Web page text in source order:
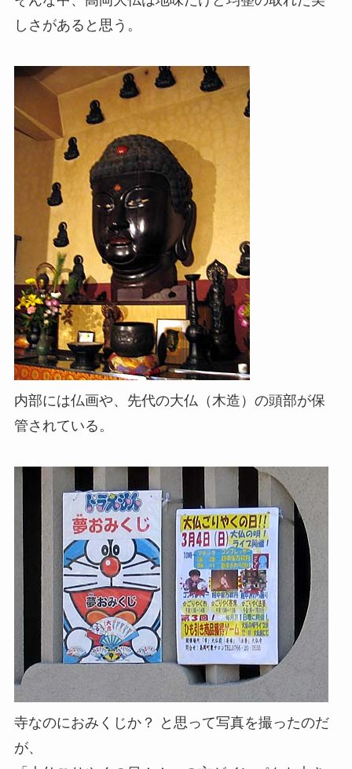
しさがあると思う。
内部には仏画や、先代の大仏（木造）の頭部が保
管されている。
寺なのにおみくじか？ と思って写真を撮ったのだ
が、